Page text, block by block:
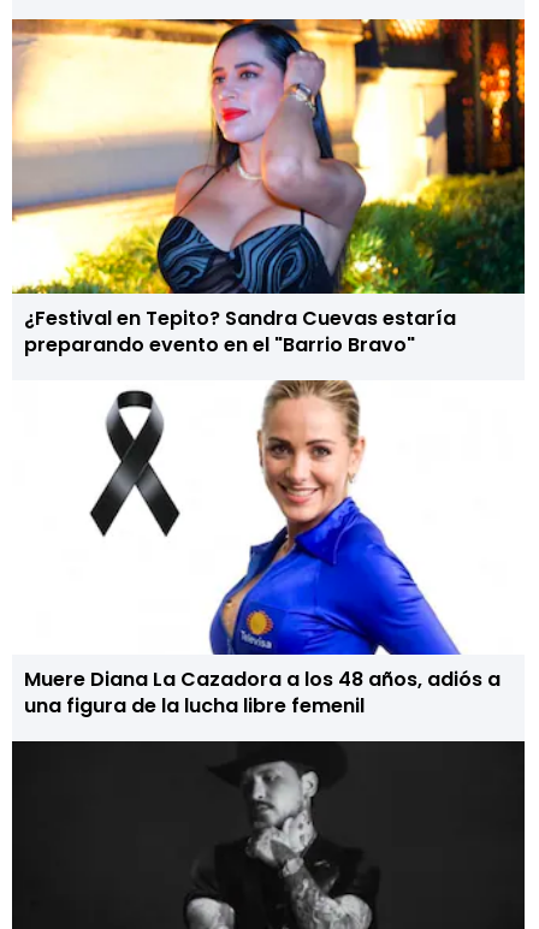
¿Festival en Tepito? Sandra Cuevas estaría
preparando evento en el "Barrio Bravo"
Muere Diana La Cazadora a los 48 años, adiós a
una figura de la lucha libre femenil